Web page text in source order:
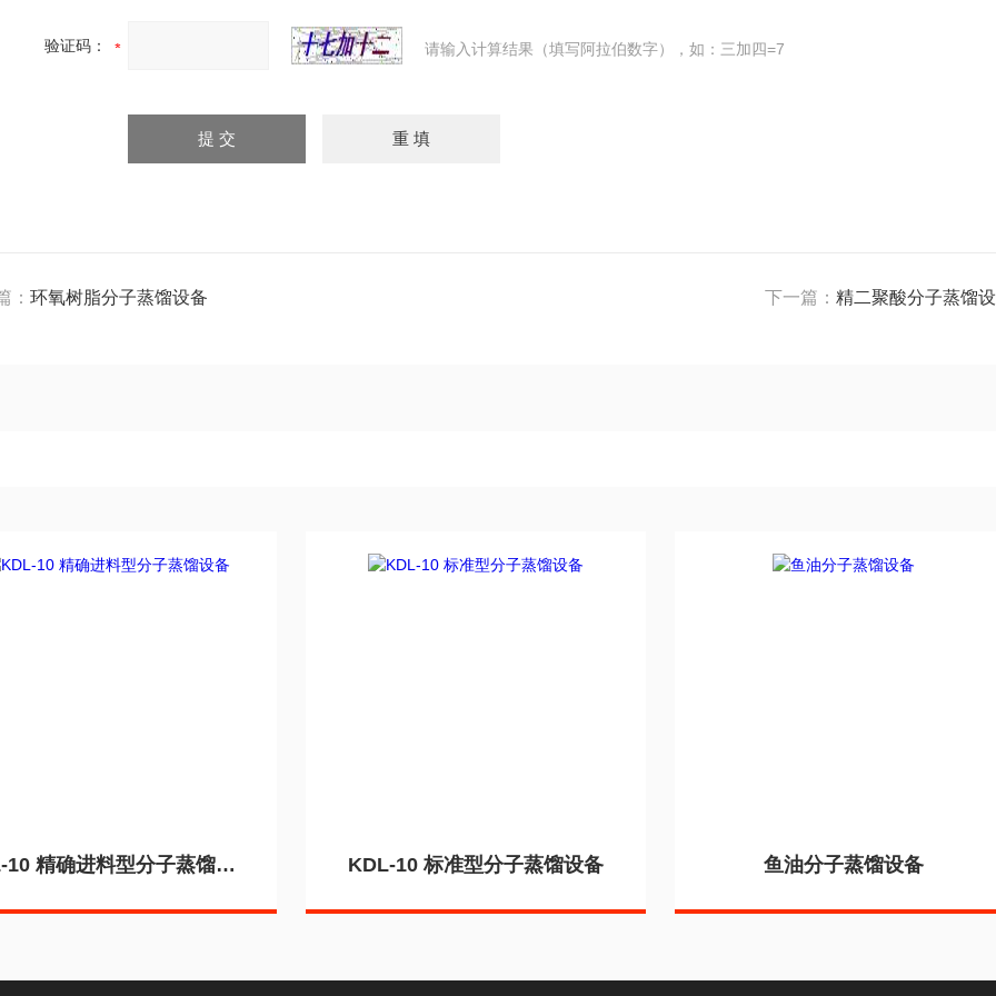
验证码： 请输入计算结果（填写阿拉伯数字），如：三加四=7
： 环氧树脂分子蒸馏设备 下一篇： 精二聚酸分子蒸馏
KDL-10 精确进料型分子蒸馏设备 KDL-10 标准型分子蒸馏设备 鱼油分子蒸馏设备